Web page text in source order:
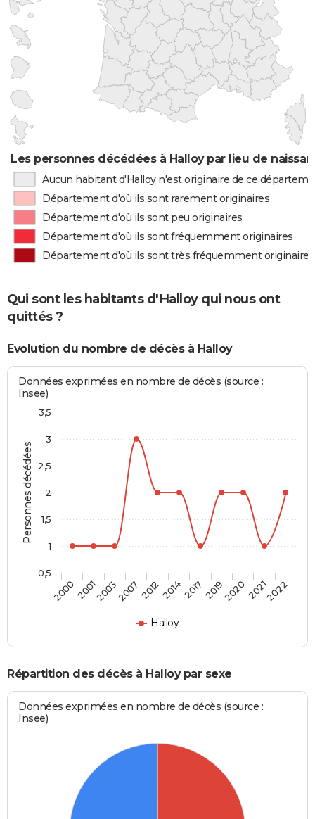
Les personnes décédées à Halloy par lieu de
Aucun habitant d'Halloy n'est originaire de ce
Département d'où ils sont rarement originaires
Département d'où ils sont peu originaires
Département d'où ils sont fréquemment originaires
Département d'où ils sont très fréquemment originaires
Qui sont les habitants d'Halloy qui nous ont
quittés ?
Evolution du nombre de décès à Halloy
Personnes décédées
Données exprimées en nombre de décès (source :
Insee)
Halloy
20002001200320072012201420172019202020212022
0,5
1
1,5
2
2,5
3
3,5
Répartition des décès à Halloy par sexe
Données exprimées en nombre de décès (source :
Insee)